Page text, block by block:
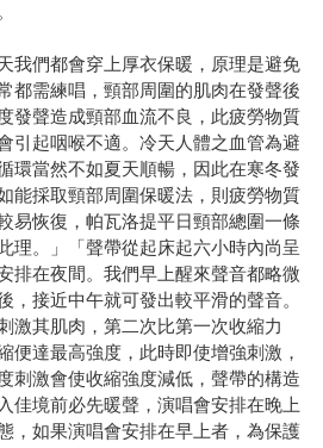
我們都會穿上厚衣保暖，原理是避免
都需練唱，頸部周圍的肌肉在發聲後
發聲造成頸部血流不良，此疲勞物質
引起咽喉不適。冷天人體之血管為避
環當然不如夏天順暢，因此在寒冬發
能採取頸部周圍保暖法，則疲勞物質
易恢復，帕瓦洛提平日頸部總圍一條
理。」「聲帶從起床起六小時內尚呈
排在夜間。我們早上醒來聲音都略微
，接近中午就可發出較平滑的聲音。
激其肌肉，第二次比第一次收縮力
便達最高強度，此時即使增強刺激，
刺激會使收縮強度減低，聲帶的構造
佳境前必先暖聲，演唱會安排在晚上
，如果演唱會安排在早上者，為保護